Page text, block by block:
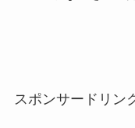
スポンサードリン